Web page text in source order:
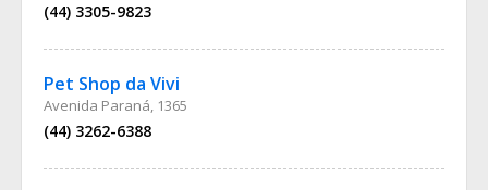
(44) 3305-9823
Pet Shop da Vivi
Avenida Paraná, 1365
(44) 3262-6388